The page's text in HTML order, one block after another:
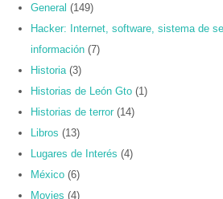
General (149)
Hacker: Internet, software, sistema de
información (7)
Historia (3)
Historias de León Gto (1)
Historias de terror (14)
Libros (13)
Lugares de Interés (4)
México (6)
Movies (4)